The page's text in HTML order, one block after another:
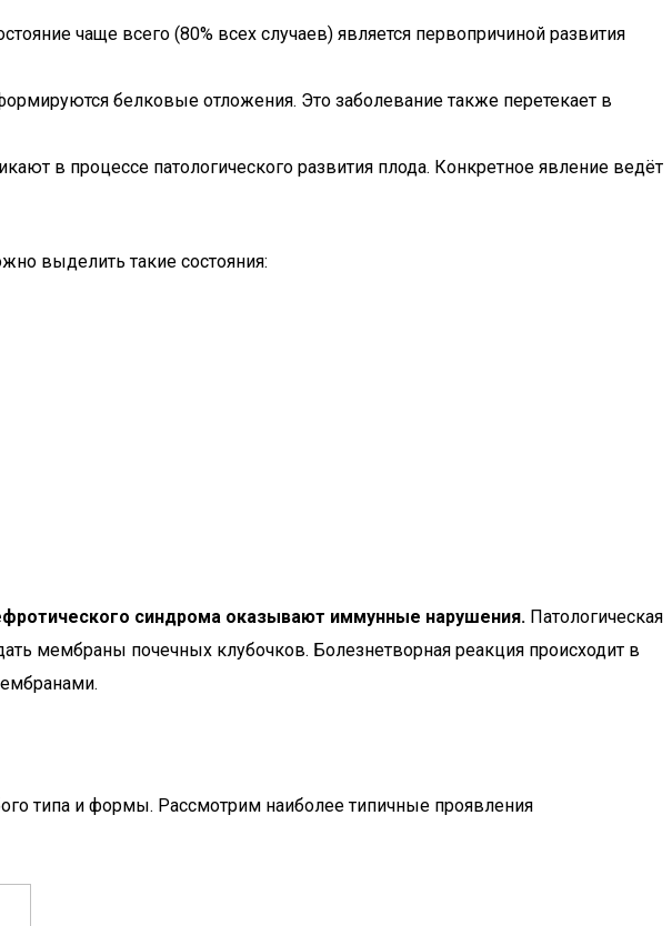
чаще всего (80% всех случаев) является первопричиной развития
белковые отложения. Это заболевание также перетекает в
в процессе патологического развития плода. Конкретное явление ведёт
выделить такие состояния:
синдрома оказывают иммунные нарушения. Патологическая
мембраны почечных клубочков. Болезнетворная реакция происходит в
типа и формы. Рассмотрим наиболее типичные проявления